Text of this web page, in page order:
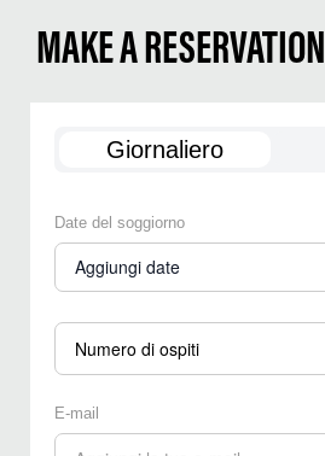
MAKE A RESERVATION
Giornaliero
Date del soggiorno
Aggiungi date
Numero di ospiti
E-mail